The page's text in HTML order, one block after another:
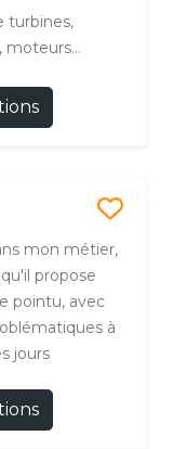
turbines,
moteurs...
mon métier,
propose
pointu, avec
à
jours